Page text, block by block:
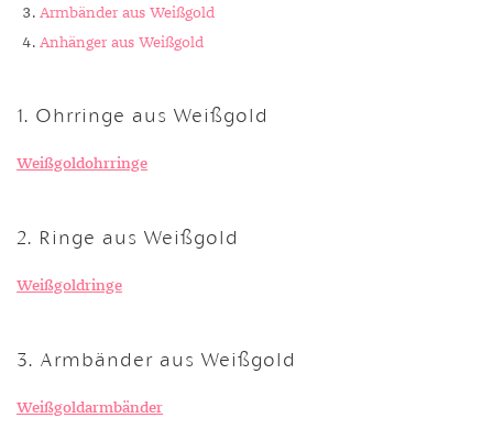
Armbänder aus Weißgold
Anhänger aus Weißgold
1. Ohrringe aus Weißgold
Weißgoldohrringe
2. Ringe aus Weißgold
Weißgoldringe
3. Armbänder aus Weißgold
Weißgoldarmbänder